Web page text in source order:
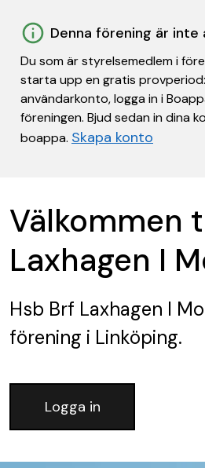
Denna förening är inte
Du som är styrelsemedlem i
starta upp en gratis
användarkonto, logga in i
föreningen. Bjud sedan in dina
boappa. Skapa konto
Välkommen
Laxhagen I
Hsb Brf Laxhagen I
förening i Linköping.
Logga in